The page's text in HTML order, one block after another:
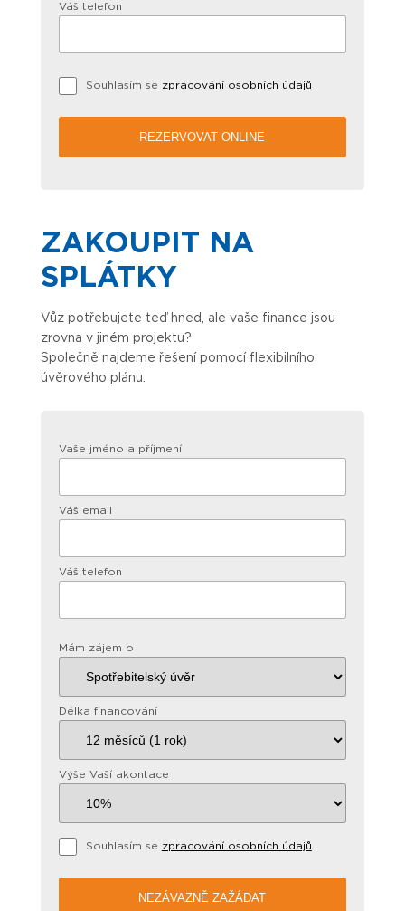
Váš telefon
Souhlasím se zpracování osobních údajů
ZAKOUPIT NA
SPLÁTKY
Vůz potřebujete teď hned, ale vaše finance jsou
zrovna v jiném projektu?
Společně najdeme řešení pomocí flexibilního
úvěrového plánu.
Vaše jméno a příjmení
Váš email
Váš telefon
Mám zájem o
Délka financování
Výše Vaší akontace
Souhlasím se zpracování osobních údajů